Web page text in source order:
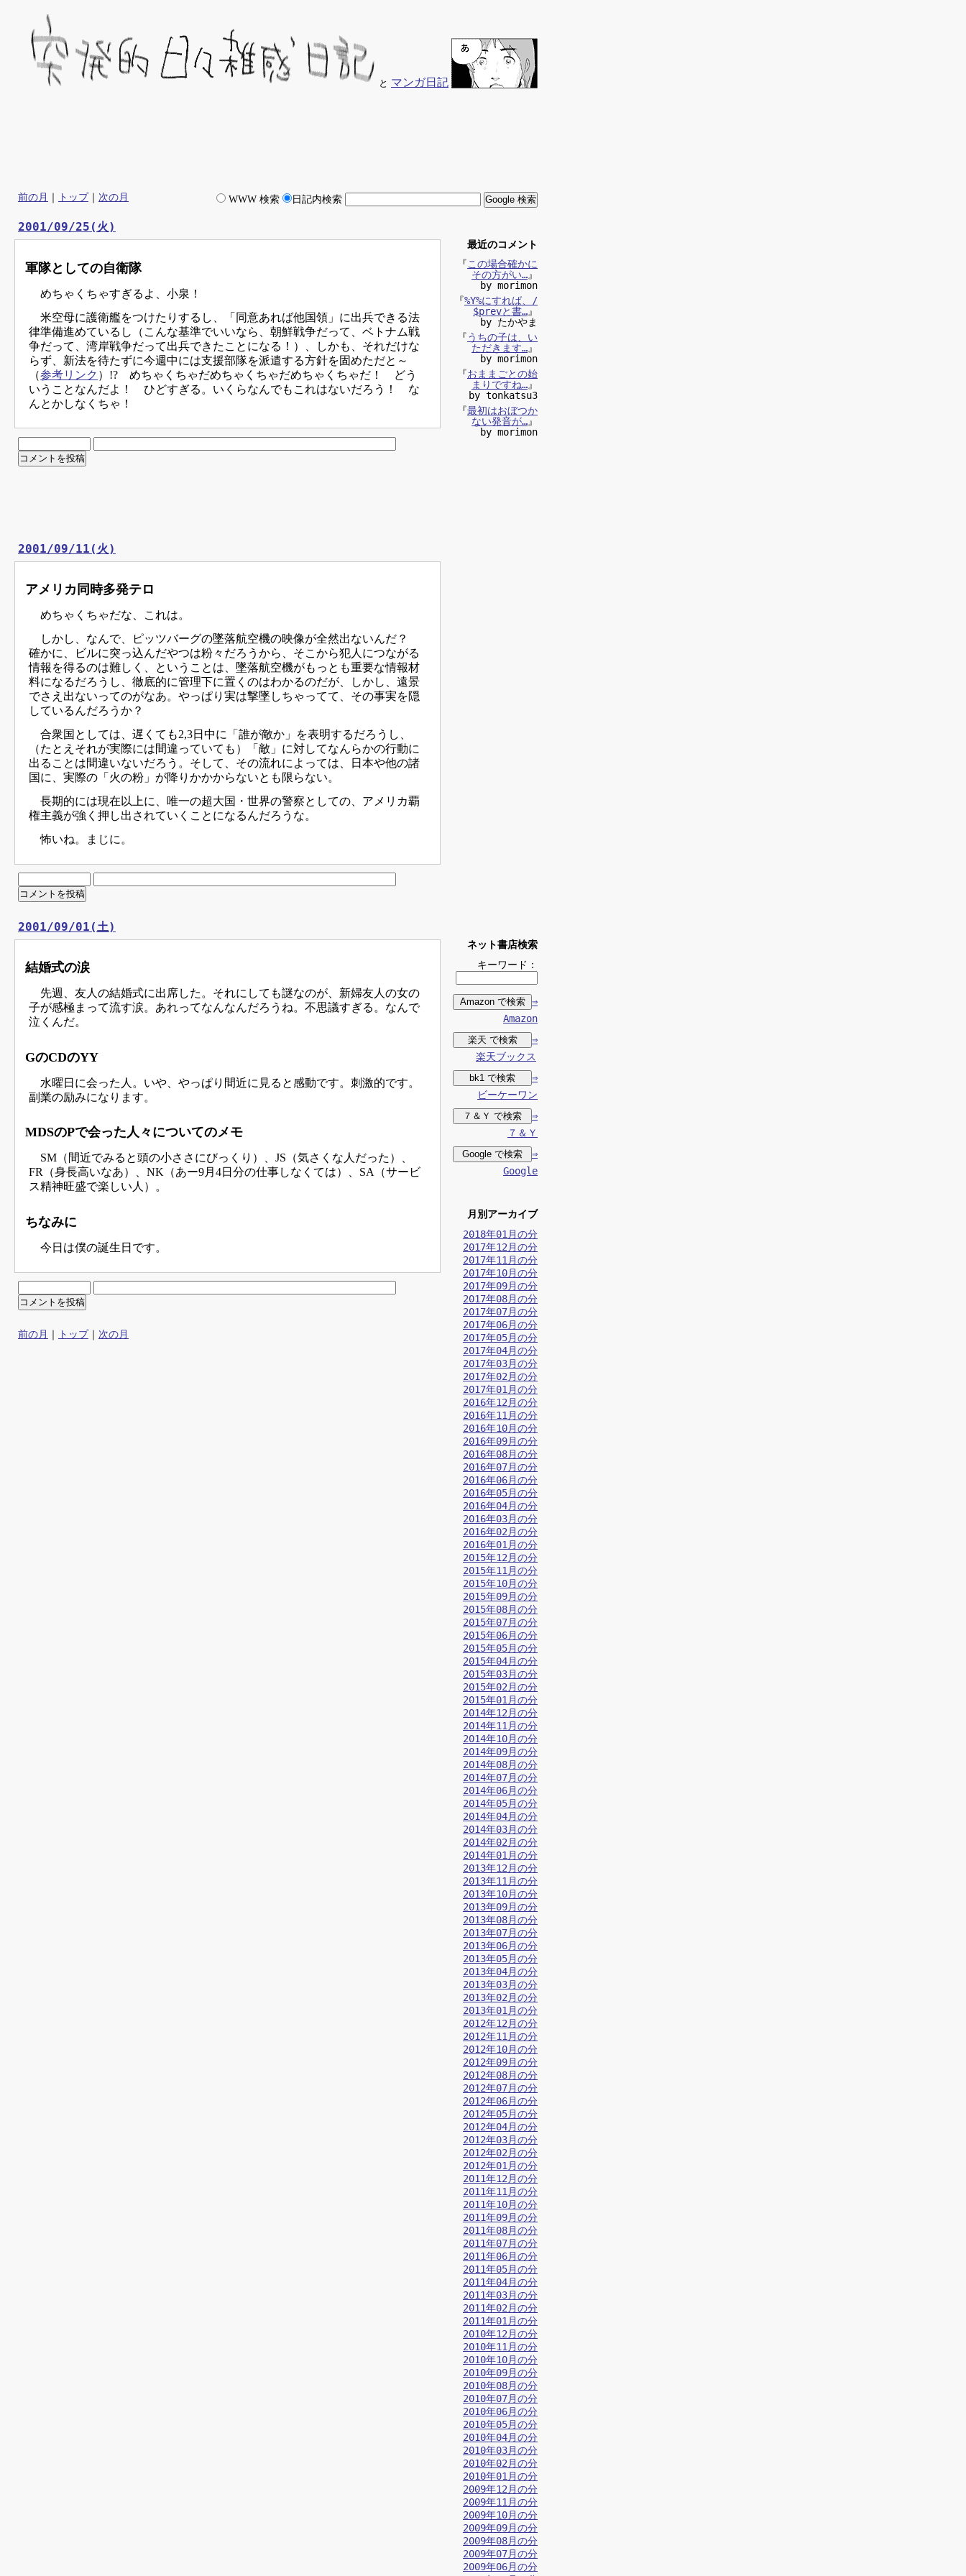
と マンガ日記
WWW 検索 日記内検索
前の月 トップ 次の月
2001/09/25(火)
軍隊としての自衛隊
めちゃくちゃすぎるよ、小泉！
米空母に護衛艦をつけたりするし、「同意あれば他国領」に出兵できる法
律準備進めているし（こんな基準でいいなら、朝鮮戦争だって、ベトナム戦
争だって、湾岸戦争だって出兵できたことになる！）、しかも、それだけな
らず、新法を待たずに今週中には支援部隊を派遣する方針を固めただと～
（参考リンク ）!? めちゃくちゃだめちゃくちゃだめちゃくちゃだ！ どう
いうことなんだよ！ ひどすぎる。いくらなんでもこれはないだろう！ な
んとかしなくちゃ！
2001/09/11(火)
アメリカ同時多発テロ
めちゃくちゃだな、これは。
しかし、なんで、ピッツバーグの墜落航空機の映像が全然出ないんだ？
確かに、ビルに突っ込んだやつは粉々だろうから、そこから犯人につながる
情報を得るのは難しく、ということは、墜落航空機がもっとも重要な情報材
料になるだろうし、徹底的に管理下に置くのはわかるのだが、しかし、遠景
でさえ出ないってのがなあ。やっぱり実は撃墜しちゃってて、その事実を隠
しているんだろうか？
合衆国としては、遅くても2,3日中に「誰が敵か」を表明するだろうし、
（たとえそれが実際には間違っていても）「敵」に対してなんらかの行動に
出ることは間違いないだろう。そして、その流れによっては、日本や他の諸
国に、実際の「火の粉」が降りかかからないとも限らない。
長期的には現在以上に、唯一の超大国・世界の警察としての、アメリカ覇
権主義が強く押し出されていくことになるんだろうな。
怖いね。まじに。
2001/09/01(土)
結婚式の涙
先週、友人の結婚式に出席した。それにしても謎なのが、新婦友人の女の
子が感極まって流す涙。あれってなんなんだろうね。不思議すぎる。なんで
泣くんだ。
GのCDのYY
水曜日に会った人。いや、やっぱり間近に見ると感動です。刺激的です。
副業の励みになります。
MDSのPで会った人々についてのメモ
SM（間近でみると頭の小ささにびっくり）、JS（気さくな人だった）、
FR（身長高いなあ）、NK（あー9月4日分の仕事しなくては）、SA（サービ
ス精神旺盛で楽しい人）。
ちなみに
今日は僕の誕生日です。
前の月 トップ 次の月
最近のコメント
『この場合確かに
その方がい…』
by morimon
『%Y%にすれば、/
$prevと書…』
by たかやま
『うちの子は、い
ただきます…』
by morimon
『おままごとの始
まりですね…』
by tonkatsu3
『最初はおぼつか
ない発音が…』
by morimon
ネット書店検索
キーワード：
⇒
Amazon
⇒
楽天ブックス
⇒
ビーケーワン
⇒
７＆Ｙ
⇒
Google
月別アーカイブ
2018年01月の分
2017年12月の分
2017年11月の分
2017年10月の分
2017年09月の分
2017年08月の分
2017年07月の分
2017年06月の分
2017年05月の分
2017年04月の分
2017年03月の分
2017年02月の分
2017年01月の分
2016年12月の分
2016年11月の分
2016年10月の分
2016年09月の分
2016年08月の分
2016年07月の分
2016年06月の分
2016年05月の分
2016年04月の分
2016年03月の分
2016年02月の分
2016年01月の分
2015年12月の分
2015年11月の分
2015年10月の分
2015年09月の分
2015年08月の分
2015年07月の分
2015年06月の分
2015年05月の分
2015年04月の分
2015年03月の分
2015年02月の分
2015年01月の分
2014年12月の分
2014年11月の分
2014年10月の分
2014年09月の分
2014年08月の分
2014年07月の分
2014年06月の分
2014年05月の分
2014年04月の分
2014年03月の分
2014年02月の分
2014年01月の分
2013年12月の分
2013年11月の分
2013年10月の分
2013年09月の分
2013年08月の分
2013年07月の分
2013年06月の分
2013年05月の分
2013年04月の分
2013年03月の分
2013年02月の分
2013年01月の分
2012年12月の分
2012年11月の分
2012年10月の分
2012年09月の分
2012年08月の分
2012年07月の分
2012年06月の分
2012年05月の分
2012年04月の分
2012年03月の分
2012年02月の分
2012年01月の分
2011年12月の分
2011年11月の分
2011年10月の分
2011年09月の分
2011年08月の分
2011年07月の分
2011年06月の分
2011年05月の分
2011年04月の分
2011年03月の分
2011年02月の分
2011年01月の分
2010年12月の分
2010年11月の分
2010年10月の分
2010年09月の分
2010年08月の分
2010年07月の分
2010年06月の分
2010年05月の分
2010年04月の分
2010年03月の分
2010年02月の分
2010年01月の分
2009年12月の分
2009年11月の分
2009年10月の分
2009年09月の分
2009年08月の分
2009年07月の分
2009年06月の分